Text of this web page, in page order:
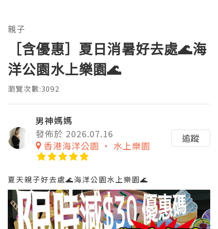
親子
［含優惠］夏日消暑好去處🌊海
洋公園水上樂園🌊
瀏覽次數:3092
男神媽媽
發佈於 2026.07.16
香港海洋公園 ‧ 水上樂園
追蹤
夏天親子好去處🌊海洋公園水上樂園🌊